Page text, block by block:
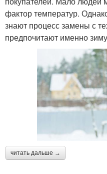
фактор температур.
знают процесс замены с
предпочитают именно
читать дальше →